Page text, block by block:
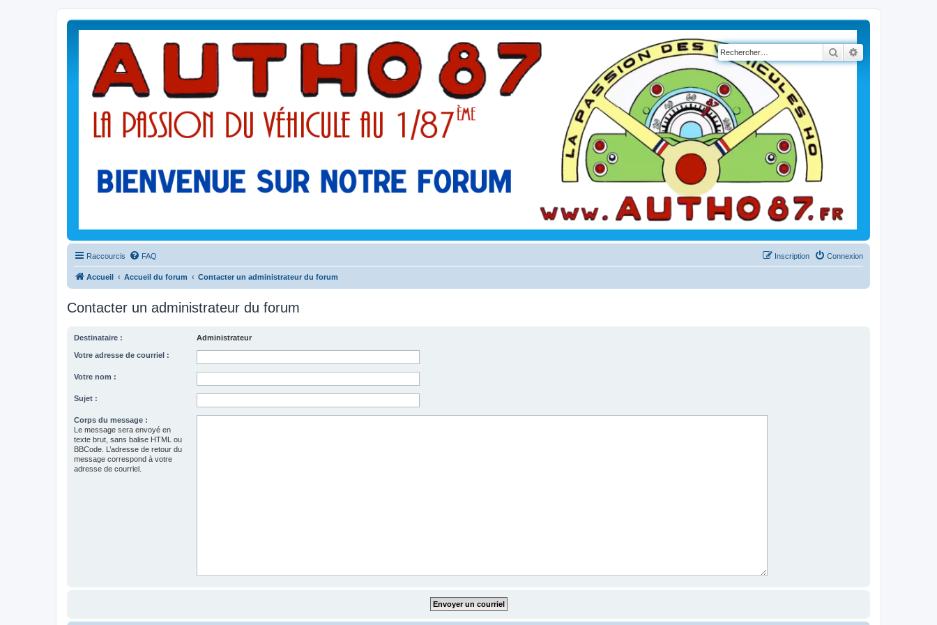
Rechercher
Raccourcis FAQ Connexion
Inscription
Accueil Accueil du forum Contacter un administrateur du forum
Contacter un administrateur du forum
Destinataire : Administrateur
Votre adresse de courriel :
Votre nom :
Sujet :
Corps du message :
Le message sera envoyé en
texte brut, sans balise HTML ou
BBCode. L’adresse de retour du
message correspond à votre
adresse de courriel.